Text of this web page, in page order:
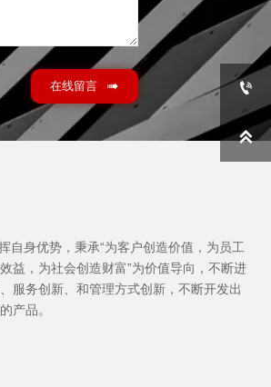
在线留言 
自身优势，秉承“为客户创造价值，为员工
益，为社会创造财富”为价值导向，不断进
服务创新、和管理方式创新，不断开发出
产品。

